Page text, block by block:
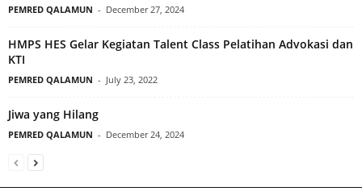
PEMRED QALAMUN - December 27, 2024
HMPS HES Gelar Kegiatan Talent Class Pelatihan Advokasi dan
KTI
PEMRED QALAMUN - July 23, 2022
Jiwa yang Hilang
PEMRED QALAMUN - December 24, 2024